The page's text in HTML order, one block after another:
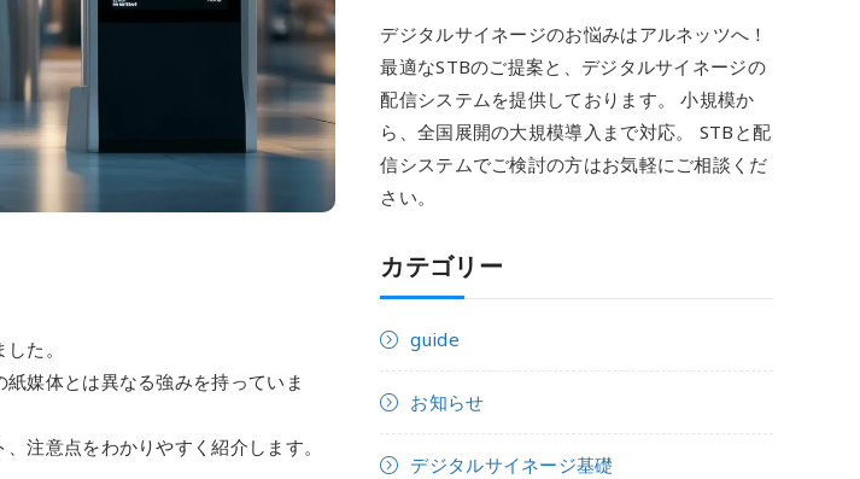
た。
媒体とは異なる強みを持っていま
注意点をわかりやすく紹介します。
デジタルサイネージのお悩みはアルネッツへ！
最適なSTBのご提案と、デジタルサイネージの
配信システムを提供しております。 小規模か
ら、全国展開の大規模導入まで対応。 STBと配
信システムでご検討の方はお気軽にご相談くだ
さい。
カテゴリー
guide
お知らせ
デジタルサイネージ基礎